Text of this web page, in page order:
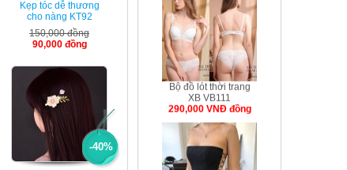
Kẹp tóc dễ thương
cho nàng KT92
150,000 đồng
90,000 đồng
-40%
Bộ đồ lót thời trang
XB VB111
290,000 VNÐ đồng